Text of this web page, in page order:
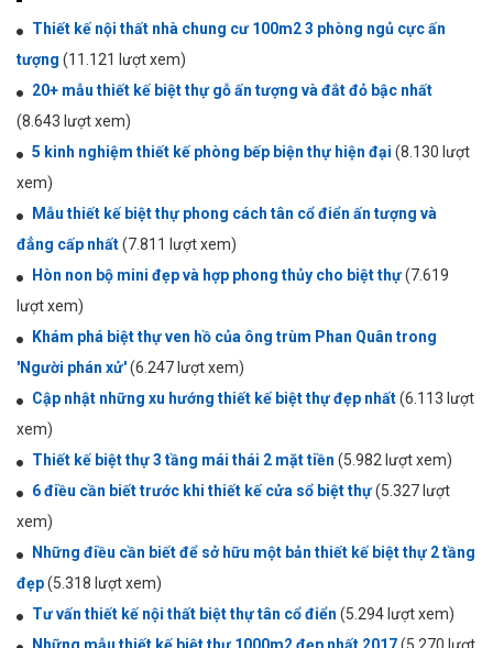
Thiết kế nội thất nhà chung cư 100m2 3 phòng ngủ cực ấn
tượng (11.121 lượt xem)
20+ mẫu thiết kế biệt thự gỗ ấn tượng và đắt đỏ bậc nhất
(8.643 lượt xem)
5 kinh nghiệm thiết kế phòng bếp biện thự hiện đại (8.130 lượt
xem)
Mẫu thiết kế biệt thự phong cách tân cổ điển ấn tượng và
đẳng cấp nhất(7.811 lượt xem)
Hòn non bộ mini đẹp và hợp phong thủy cho biệt thự(7.619
lượt xem)
Khám phá biệt thự ven hồ của ông trùm Phan Quân trong
'Người phán xử'(6.247 lượt xem)
Cập nhật những xu hướng thiết kế biệt thự đẹp nhất(6.113 lượt
xem)
Thiết kế biệt thự 3 tầng mái thái 2 mặt tiền (5.982 lượt xem)
6 điều cần biết trước khi thiết kế cửa sổ biệt thự(5.327 lượt
xem)
Những điều cần biết để sở hữu một bản thiết kế biệt thự 2 tầng
đẹp(5.318 lượt xem)
Tư vấn thiết kế nội thất biệt thự tân cổ điển (5.294 lượt xem)
Những mẫu thiết kế biệt thự 1000m2 đẹp nhất 2017(5.270 lượt